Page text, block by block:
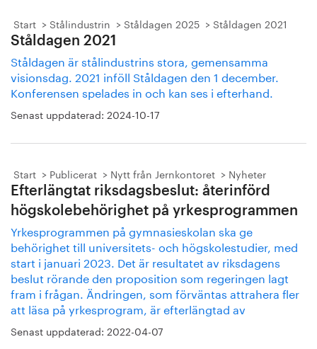
Start Stålindustrin Ståldagen 2025 Ståldagen 2021
Ståldagen 2021
Ståldagen är stålindustrins stora, gemensamma
visionsdag. 2021 inföll Ståldagen den 1 december.
Konferensen spelades in och kan ses i efterhand.
Senast uppdaterad: 2024-10-17
Start Publicerat Nytt från Jernkontoret Nyheter
Efterlängtat riksdagsbeslut: återinförd
högskolebehörighet på yrkesprogrammen
Yrkesprogrammen på gymnasieskolan ska ge
behörighet till universitets- och högskolestudier, med
start i januari 2023. Det är resultatet av riksdagens
beslut rörande den proposition som regeringen lagt
fram i frågan. Ändringen, som förväntas attrahera fler
att läsa på yrkesprogram, är efterlängtad av
Senast uppdaterad: 2022-04-07